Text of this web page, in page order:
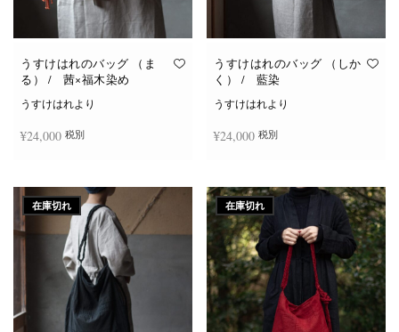
うすけはれのバッグ （ま
る） / 茜×福木染め
うすけはれより
¥24,000 税別
うすけはれのバッグ （しか
く） / 藍染
うすけはれより
¥24,000 税別
在庫切れ 在庫切れ